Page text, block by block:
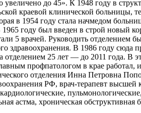
увеличено до 45». К 1948 году в
краевой клинической больницы,
в 1954 году стала начмедом
году был введен в строй новый
5 врачей. Руководить отделением
здравоохранения. В 1986 году сюда
отделением 25 лет — до 2011 года. В
профпатологом в крае работал,
отделения Инна Петровна
РФ, врач-терапевт высшей
кардиологические,
астма, хроническая обструктивная